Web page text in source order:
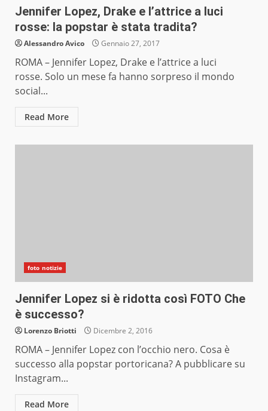
Jennifer Lopez, Drake e l’attrice a luci
rosse: la popstar è stata tradita?
Alessandro Avico Gennaio 27, 2017
ROMA – Jennifer Lopez, Drake e l’attrice a luci
rosse. Solo un mese fa hanno sorpreso il mondo
social...
Read More
foto notizie
Jennifer Lopez si è ridotta così FOTO Che
è successo?
Lorenzo Briotti Dicembre 2, 2016
ROMA – Jennifer Lopez con l’occhio nero. Cosa è
successo alla popstar portoricana? A pubblicare su
Instagram...
Read More